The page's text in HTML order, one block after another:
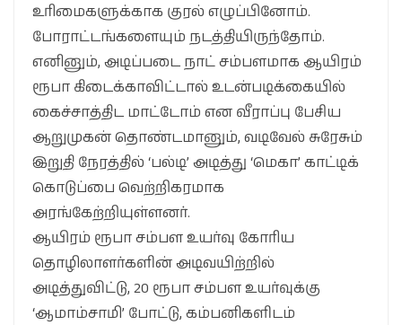
உரிமைகளுக்காக குரல் எழுப்பினோம்.
போராட்டங்களையும் நடத்தியிருந்தோம்.
எனினும், அடிப்படை நாட் சம்பளமாக ஆயிரம்
ரூபா கிடைக்காவிட்டால் உடன்படிக்கையில்
கைச்சாத்திட மாட்டோம் என வீராப்பு பேசிய
ஆறுமுகன் தொண்டமானும், வடிவேல் சுரேசும்
இறுதி நேரத்தில் ‘பல்டி’ அடித்து ‘மெகா’ காட்டிக்
கொடுப்பை வெற்றிகரமாக
அரங்கேற்றியுள்ளனர்.
ஆயிரம் ரூபா சம்பள உயர்வு கோரிய
தொழிலாளர்களின் அடிவயிற்றில்
அடித்துவிட்டு, 20 ரூபா சம்பள உயர்வுக்கு
‘ஆமாம்சாமி’ போட்டு, கம்பனிகளிடம்